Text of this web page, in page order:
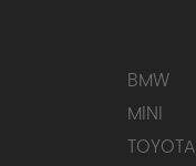
BMW
MINI
TOYOTA